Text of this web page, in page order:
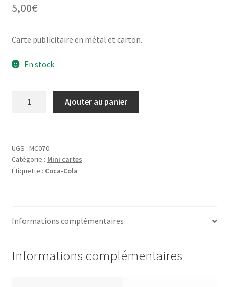
5,00€
Carte publicitaire en métal et carton.
En stock
Cola
Ice
Cold
Ajouter au panier
UGS : MC070
Catégorie : Mini cartes
Étiquette : Coca-Cola
Informations complémentaires
Informations complémentaires